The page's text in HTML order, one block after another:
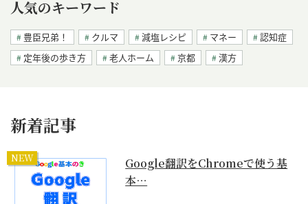
人気のキーワード
豊臣兄弟！ クルマ 減塩レシピ マネー
認知症
定年後の歩き方
老人ホーム 京都 漢方
新着記事
NEW
Google翻訳をChromeで使う基
本…